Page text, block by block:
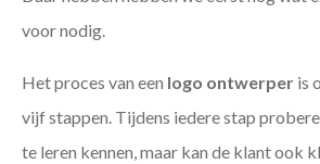
voor nodig.
Het proces van een logo ontwerper is
vijf stappen. Tijdens iedere stap
te leren kennen, maar kan de klant ook